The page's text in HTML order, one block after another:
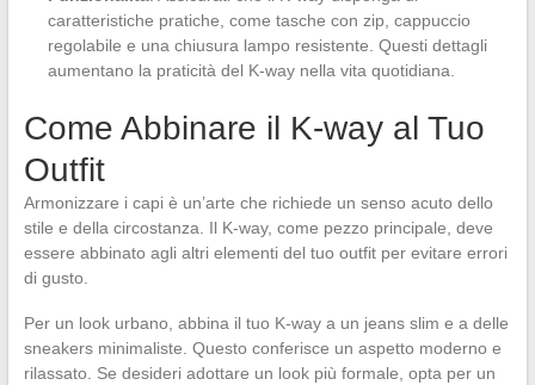
caratteristiche pratiche, come tasche con zip, cappuccio
regolabile e una chiusura lampo resistente. Questi dettagli
aumentano la praticità del K-way nella vita quotidiana.
Come Abbinare il K-way al Tuo
Outfit
Armonizzare i capi è un’arte che richiede un senso acuto dello
stile e della circostanza. Il K-way, come pezzo principale, deve
essere abbinato agli altri elementi del tuo outfit per evitare errori
di gusto.
Per un look urbano, abbina il tuo K-way a un jeans slim e a delle
sneakers minimaliste. Questo conferisce un aspetto moderno e
rilassato. Se desideri adottare un look più formale, opta per un